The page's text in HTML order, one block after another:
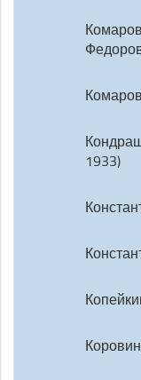
1933)